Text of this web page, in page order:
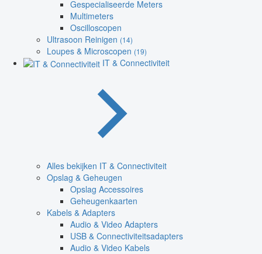
Gespecialiseerde Meters
Multimeters
Oscilloscopen
Ultrasoon Reinigen (14)
Loupes & Microscopen (19)
IT & Connectiviteit
Alles bekijken IT & Connectiviteit
Opslag & Geheugen
Opslag Accessoires
Geheugenkaarten
Kabels & Adapters
Audio & Video Adapters
USB & Connectiviteitsadapters
Audio & Video Kabels